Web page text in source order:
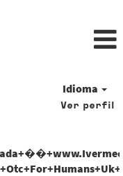
Idioma
Ver perfil